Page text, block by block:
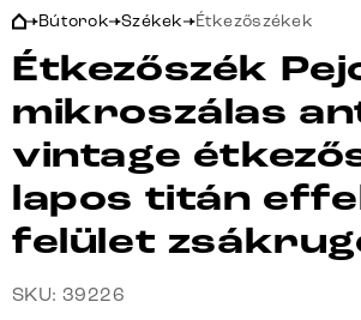
Bútorok Székek Étkezőszékek
Étkezőszék
mikroszálas
vintage
lapos titán
felület
SKU: 39226